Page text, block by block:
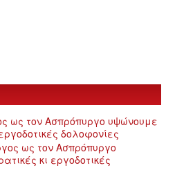
ως τον Ασπρόπυργο υψώνουμε
δολοφονίες